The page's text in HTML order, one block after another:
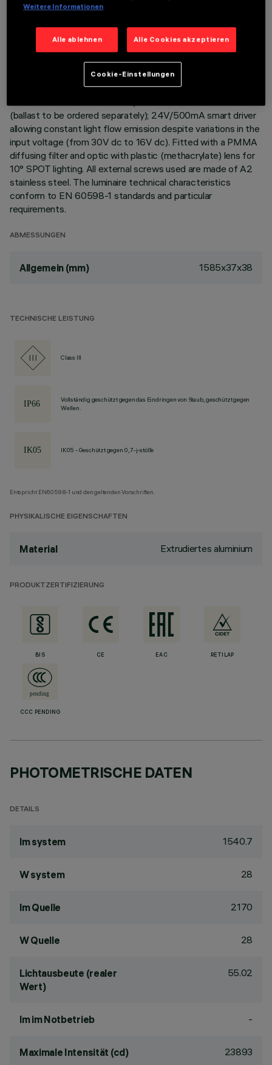
lamps. Ceiling- and wall-mounted. Consists of a body and
aluminium boy, with zamak die-cast end caps complete with
silicone seals. Coated with liquid acrylic paint with a high level
of weather and UV ray resistance. The top of the optical
assembly is closed by a 3 mm thick transparent glass screen,
fixed with silicone. Complete with multi-LED power plate in
(ballast to be ordered separately); 24V/500mA smart driver
allowing constant light flow emission despite variations in the
input voltage (from 30V dc to 16V dc). Fitted with a PMMA
diffusing filter and optic with plastic (methacrylate) lens for
10° SPOT lighting. All external screws used are made of A2
stainless steel. The luminaire technical characteristics
conform to EN 60598-1 standards and particular
requirements.
ABMESSUNGEN
Allgemein (mm) 1585x37x38
TECHNISCHE LEISTUNG
Class III
Vollständig geschützt gegen das Eindringen von Staub, geschützt gegen
Wellen.
IK05 - Geschützt gegen 0,7-j-stöße
Entspricht EN60598-1 und den geltenden Vorschriften.
PHYSIKALISCHE EIGENSCHAFTEN
Material Extrudiertes aluminium
PRODUKTZERTIFIZIERUNG
BIS CE EAC RETILAP
CCC PENDING
PHOTOMETRISCHE DATEN
DETAILS
lm system 1540.7
W system 28
lm Quelle 2170
W Quelle 28
Lichtausbeute (realer
Wert)
55.02
lm im Notbetrieb -
Maximale Intensität (cd) 23893
Weitere Informationen
Alle ablehnen Alle Cookies akzeptieren
Cookie-Einstellungen